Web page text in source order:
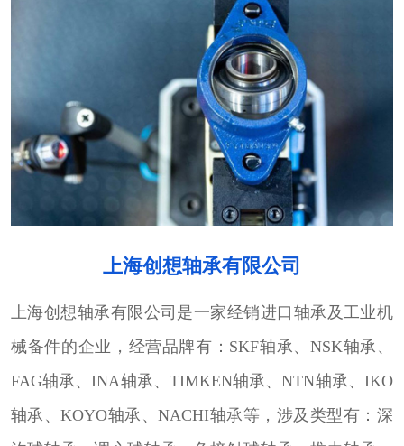
上海创想轴承有限公司
上海创想轴承有限公司是一家经销进口轴承及工业机
械备件的企业，经营品牌有：SKF轴承、NSK轴承、
FAG轴承、INA轴承、TIMKEN轴承、NTN轴承、IKO
轴承、KOYO轴承、NACHI轴承等，涉及类型有：深